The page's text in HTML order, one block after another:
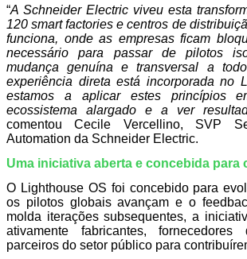
“A Schneider Electric viveu esta
120 smart factories e centros de
funciona, onde as empresas ficam
necessário para passar de pilotos
mudança genuína e transversal a
experiência direta está incorporada no
estamos a aplicar estes princípios
ecossistema alargado e a ver
comentou Cecile Vercellino, SVP
Automation da Schneider Electric.
Uma iniciativa aberta e concebida para
O Lighthouse OS foi concebido para
os pilotos globais avançam e o
molda iterações subsequentes, a
ativamente fabricantes,
parceiros do setor público para